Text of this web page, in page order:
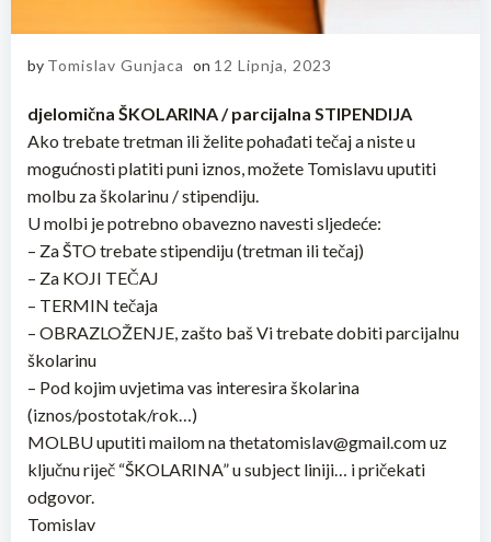
by Tomislav Gunjaca on 12 Lipnja, 2023
djelomična ŠKOLARINA / parcijalna STIPENDIJA
Ako trebate tretman ili želite pohađati tečaj a niste u
mogućnosti platiti puni iznos, možete Tomislavu uputiti
molbu za školarinu / stipendiju.
U molbi je potrebno obavezno navesti sljedeće:
– Za ŠTO trebate stipendiju (tretman ili tečaj)
– Za KOJI TEČAJ
– TERMIN tečaja
– OBRAZLOŽENJE, zašto baš Vi trebate dobiti parcijalnu
školarinu
– Pod kojim uvjetima vas interesira školarina
(iznos/postotak/rok…)
MOLBU uputiti mailom na thetatomislav@gmail.com uz
ključnu riječ “ŠKOLARINA” u subject liniji… i pričekati
odgovor.
Tomislav